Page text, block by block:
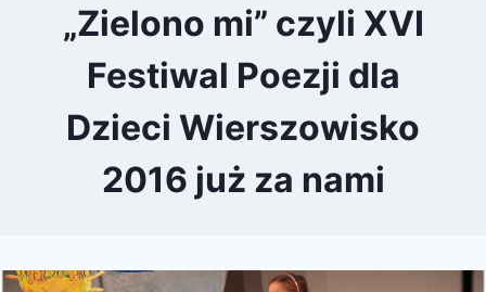
„Zielono mi” czyli XVI
Festiwal Poezji dla
Dzieci Wierszowisko
2016 już za nami
zarząd